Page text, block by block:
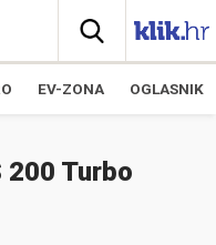
EV-ZONA OGLASNIK
200 Turbo